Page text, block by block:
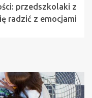
przedszkolaki z
radzić z emocjami